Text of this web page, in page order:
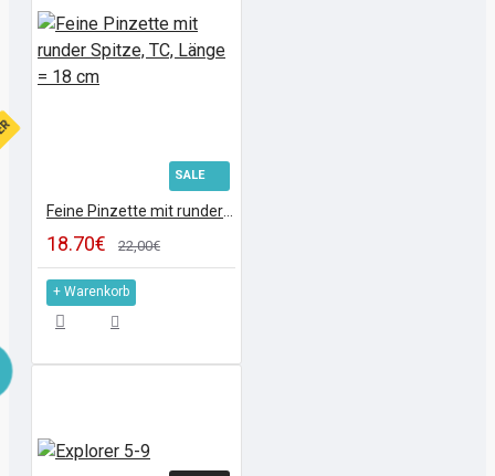
SALE
Feine Pinzette mit runder Spitze, TC, Länge = 18 cm
18.70€ 22,00€
+ Warenkorb